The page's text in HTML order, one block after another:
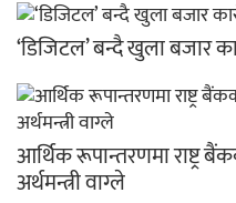
‘डिजिटल’ बन्दै खुला बजार
आर्थिक रूपान्तरणमा राष्ट्र
अर्थमन्त्री वाग्ले